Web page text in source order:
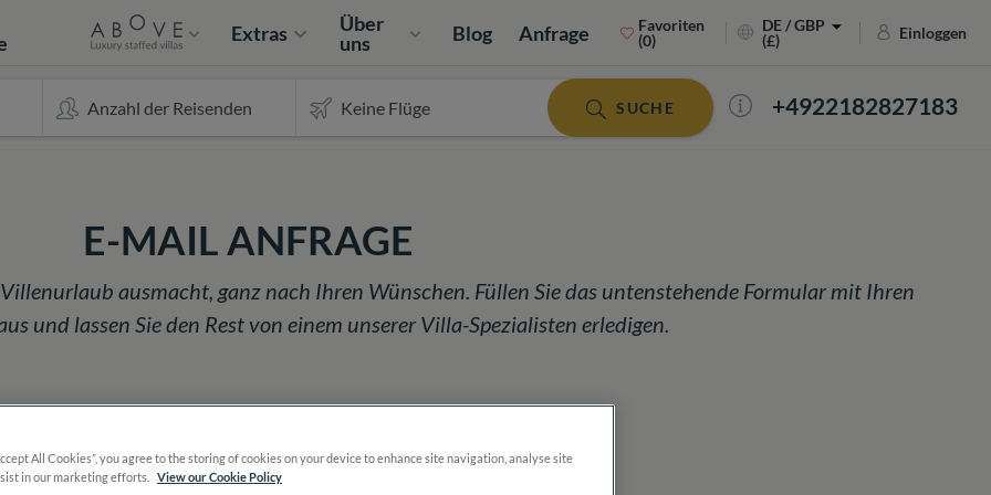
Extras
Über
uns
Blog Anfrage
Favoriten
(0)
DE / GBP
(£)
Einloggen
+4922182827183
SUCHE
E-MAIL ANFRAGE
ausmacht, ganz nach Ihren Wünschen. Füllen Sie das untenstehende Formular mit Ihren
und lassen Sie den Rest von einem unserer Villa-Spezialisten erledigen.
All Cookies”, you agree to the storing of cookies on your device to enhance site navigation, analyse site
in our marketing efforts.
View our Cookie Policy